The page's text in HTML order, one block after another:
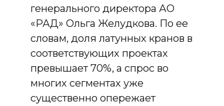
генерального директора АО
«РАД» Ольга Желудкова. По ее
словам, доля латунных кранов в
соответствующих проектах
превышает 70%, а спрос во
многих сегментах уже
существенно опережает